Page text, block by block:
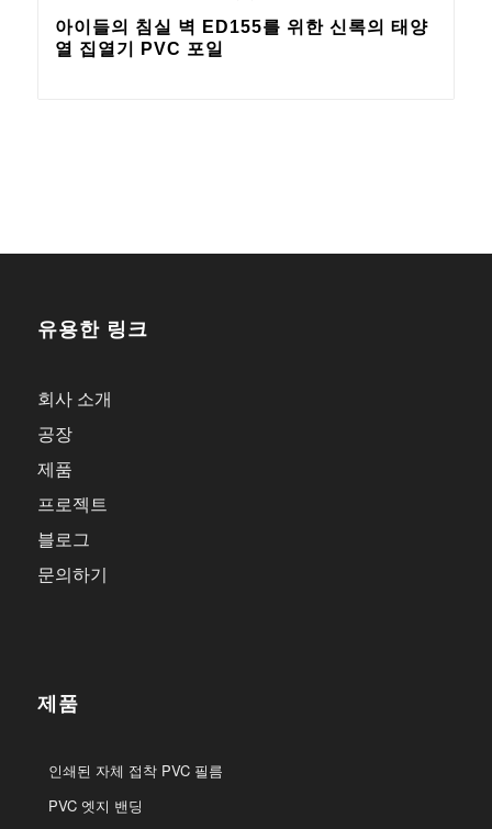
아이들의 침실 벽 ED155를 위한 신록의 태양
열 집열기 PVC 포일
유용한 링크
회사 소개
공장
제품
프로젝트
블로그
문의하기
제품
인쇄된 자체 접착 PVC 필름
PVC 엣지 밴딩